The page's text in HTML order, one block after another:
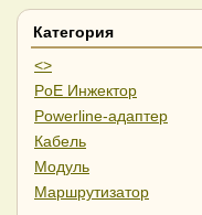
Категория
<>
PoE Инжектор
Powerline-адаптер
Кабель
Модуль
Маршрутизатор